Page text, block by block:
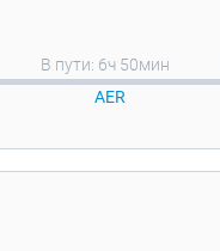
В пути: 6ч 50мин
AER